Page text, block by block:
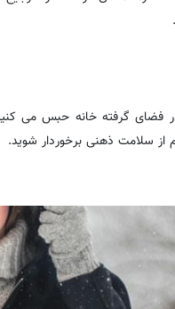
فضای گرفته خانه حبس می